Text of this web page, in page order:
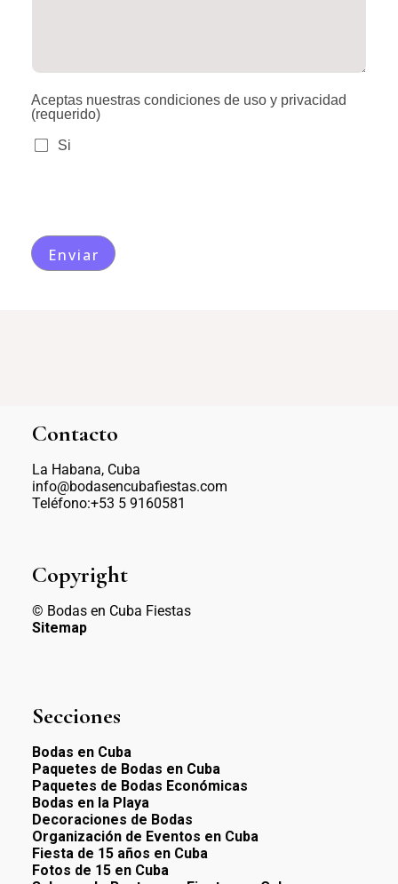
Aceptas nuestras condiciones de uso y privacidad
(requerido)
Si
Contacto
La Habana, Cuba
info@bodasencubafiestas.com
Teléfono:+53 5 9160581
Copyright
© Bodas en Cuba Fiestas
Sitemap
Secciones
Bodas en Cuba
Paquetes de Bodas en Cuba
Paquetes de Bodas Económicas
Bodas en la Playa
Decoraciones de Bodas
Organización de Eventos en Cuba
Fiesta de 15 años en Cuba
Fotos de 15 en Cuba